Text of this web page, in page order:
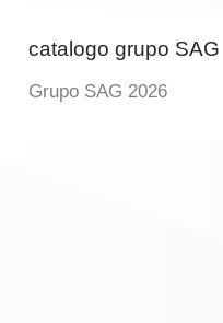
catalogo grupo SAG
Grupo SAG 2026